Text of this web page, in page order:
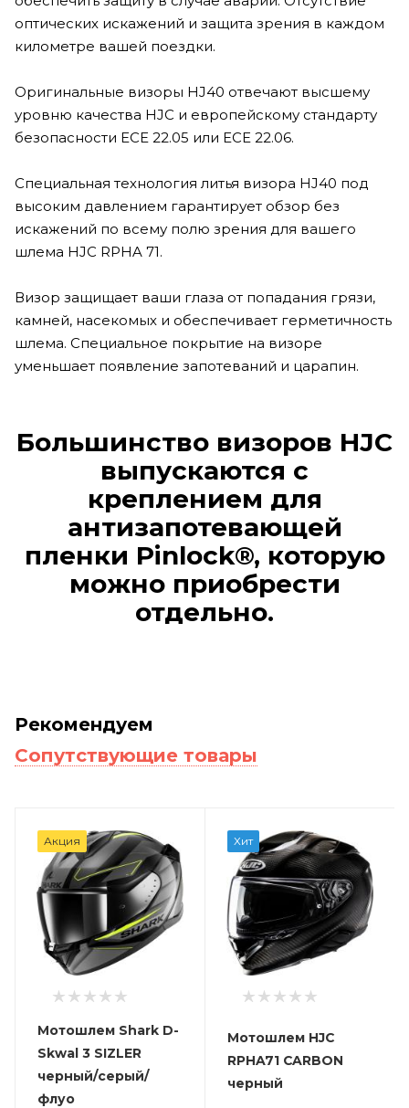
оптических искажений и защита зрения в каждом
километре вашей поездки.
Оригинальные визоры HJ40 отвечают высшему
уровню качества HJC и европейскому стандарту
безопасности ECE 22.05 или ECE 22.06.
Специальная технология литья визора HJ40 под
высоким давлением гарантирует обзор без
искажений по всему полю зрения для вашего
шлема HJC RPHA 71.
Визор защищает ваши глаза от попадания грязи,
камней, насекомых и обеспечивает герметичность
шлема. Специальное покрытие на визоре
уменьшает появление запотеваний и царапин.
Большинство визоров HJC
выпускаются с
креплением для
антизапотевающей
пленки Pinlock®, которую
можно приобрести
отдельно.
Рекомендуем
Сопутствующие товары
Акция
Мотошлем Shark D-
Skwal 3 SIZLER
черный/серый/
флуо
Хит
Мотошлем HJC
RPHA71 CARBON
черный